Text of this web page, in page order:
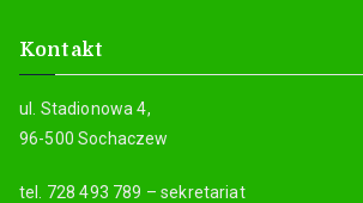
Kontakt
ul. Stadionowa 4,
96-500 Sochaczew
tel. 728 493 789 – sekretariat